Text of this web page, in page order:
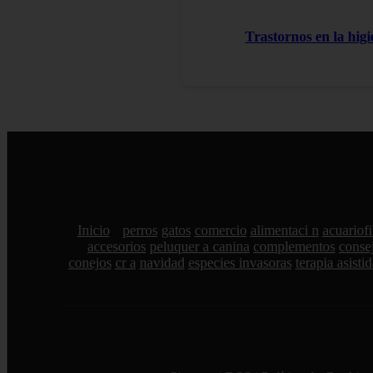
Trastornos en la
Inicio perros gatos comercio alimentaci n
accesorios peluquer a canina complementos
conejos cr a navidad especies invasoras terapia